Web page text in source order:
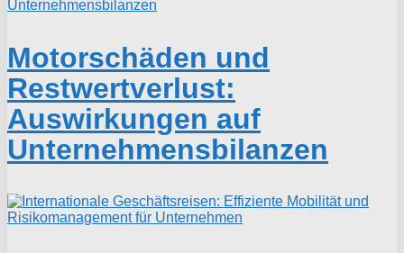
Motorschäden und
Restwertverlust:
Auswirkungen auf
Unternehmensbilanzen